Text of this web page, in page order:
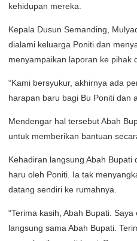
kehidupan mereka.
Kepala Dusun Semanding,
dialami keluarga Poniti dan
menyampaikan laporan ke pihak
“Kami bersyukur, akhirnya ada
harapan baru bagi Bu Poniti dan
Mendengar hal tersebut Abah
untuk memberikan bantuan
Kehadiran langsung Abah
haru oleh Poniti. Ia tak
datang sendiri ke rumahnya.
“Terima kasih, Abah Bupati.
langsung sama Abah Bupati.